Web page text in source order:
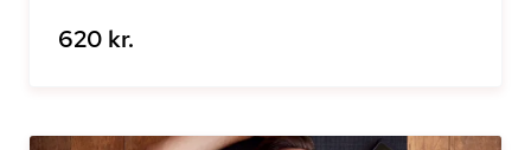
620 kr.